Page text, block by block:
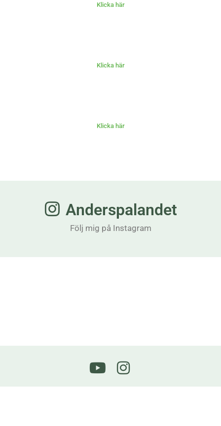
Klicka här
Klicka här
Klicka här
Anderspalandet
Följ mig på Instagram